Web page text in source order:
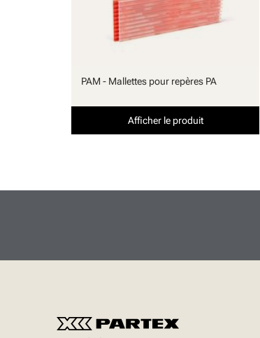
PAM - Mallettes pour repères PA
Afficher le produit